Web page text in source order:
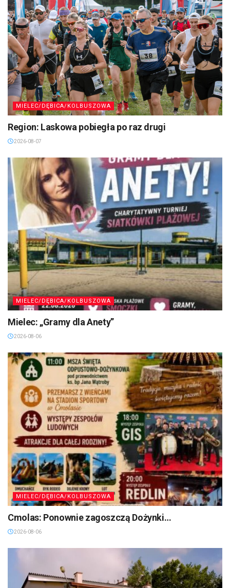
MIELEC/DĘBICA/KOLBUSZOWA
Region: Laskowa pobiegła po raz drugi
2026-08-07
MIELEC/DĘBICA/KOLBUSZOWA
Mielec: „Gramy dla Anety”
2026-08-06
MIELEC/DĘBICA/KOLBUSZOWA
Cmolas: Ponownie zagoszczą Dożynki…
2026-08-06